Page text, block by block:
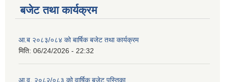
बजेट तथा कार्यक्रम
आ.ब २०८३/०८४ को बार्षिक बजेट तथा कार्यक्रम
मिति: 06/24/2026 - 22:32
आ.व. २०८२/०८३ को वार्षिक बजेट पुस्तिका